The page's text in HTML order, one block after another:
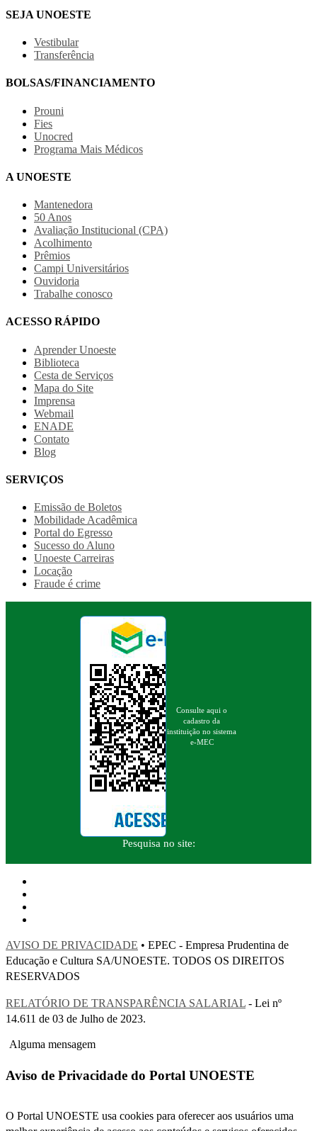
SEJA UNOESTE
Vestibular
Transferência
BOLSAS/FINANCIAMENTO
Prouni
Fies
Unocred
Programa Mais Médicos
A UNOESTE
Mantenedora
50 Anos
Avaliação Institucional (CPA)
Acolhimento
Prêmios
Campi Universitários
Ouvidoria
Trabalhe conosco
ACESSO RÁPIDO
Aprender Unoeste
Biblioteca
Cesta de Serviços
Mapa do Site
Imprensa
Webmail
ENADE
Contato
Blog
SERVIÇOS
Emissão de Boletos
Mobilidade Acadêmica
Portal do Egresso
Sucesso do Aluno
Unoeste Carreiras
Locação
Fraude é crime
Consulte aqui o
cadastro da
instituição no sistema
e-MEC
Pesquisa no site:
AVISO DE PRIVACIDADE • EPEC - Empresa Prudentina de
Educação e Cultura SA/UNOESTE. TODOS OS DIREITOS
RESERVADOS
RELATÓRIO DE TRANSPARÊNCIA SALARIAL - Lei nº
14.611 de 03 de Julho de 2023.
Alguma mensagem
Aviso de Privacidade do Portal UNOESTE
O Portal UNOESTE usa cookies para oferecer aos usuários uma